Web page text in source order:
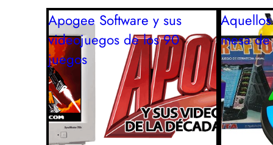
Apogee Software y sus
videojuegos de los 90
juegos
mesa